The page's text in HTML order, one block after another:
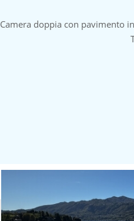
Camera doppia con pavimento